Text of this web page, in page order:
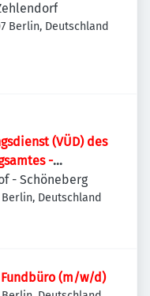
Berlin, Deutschland
(VÜD) des
-
Verkehrs
- Schöneberg
Deutschland
(m/w/d)